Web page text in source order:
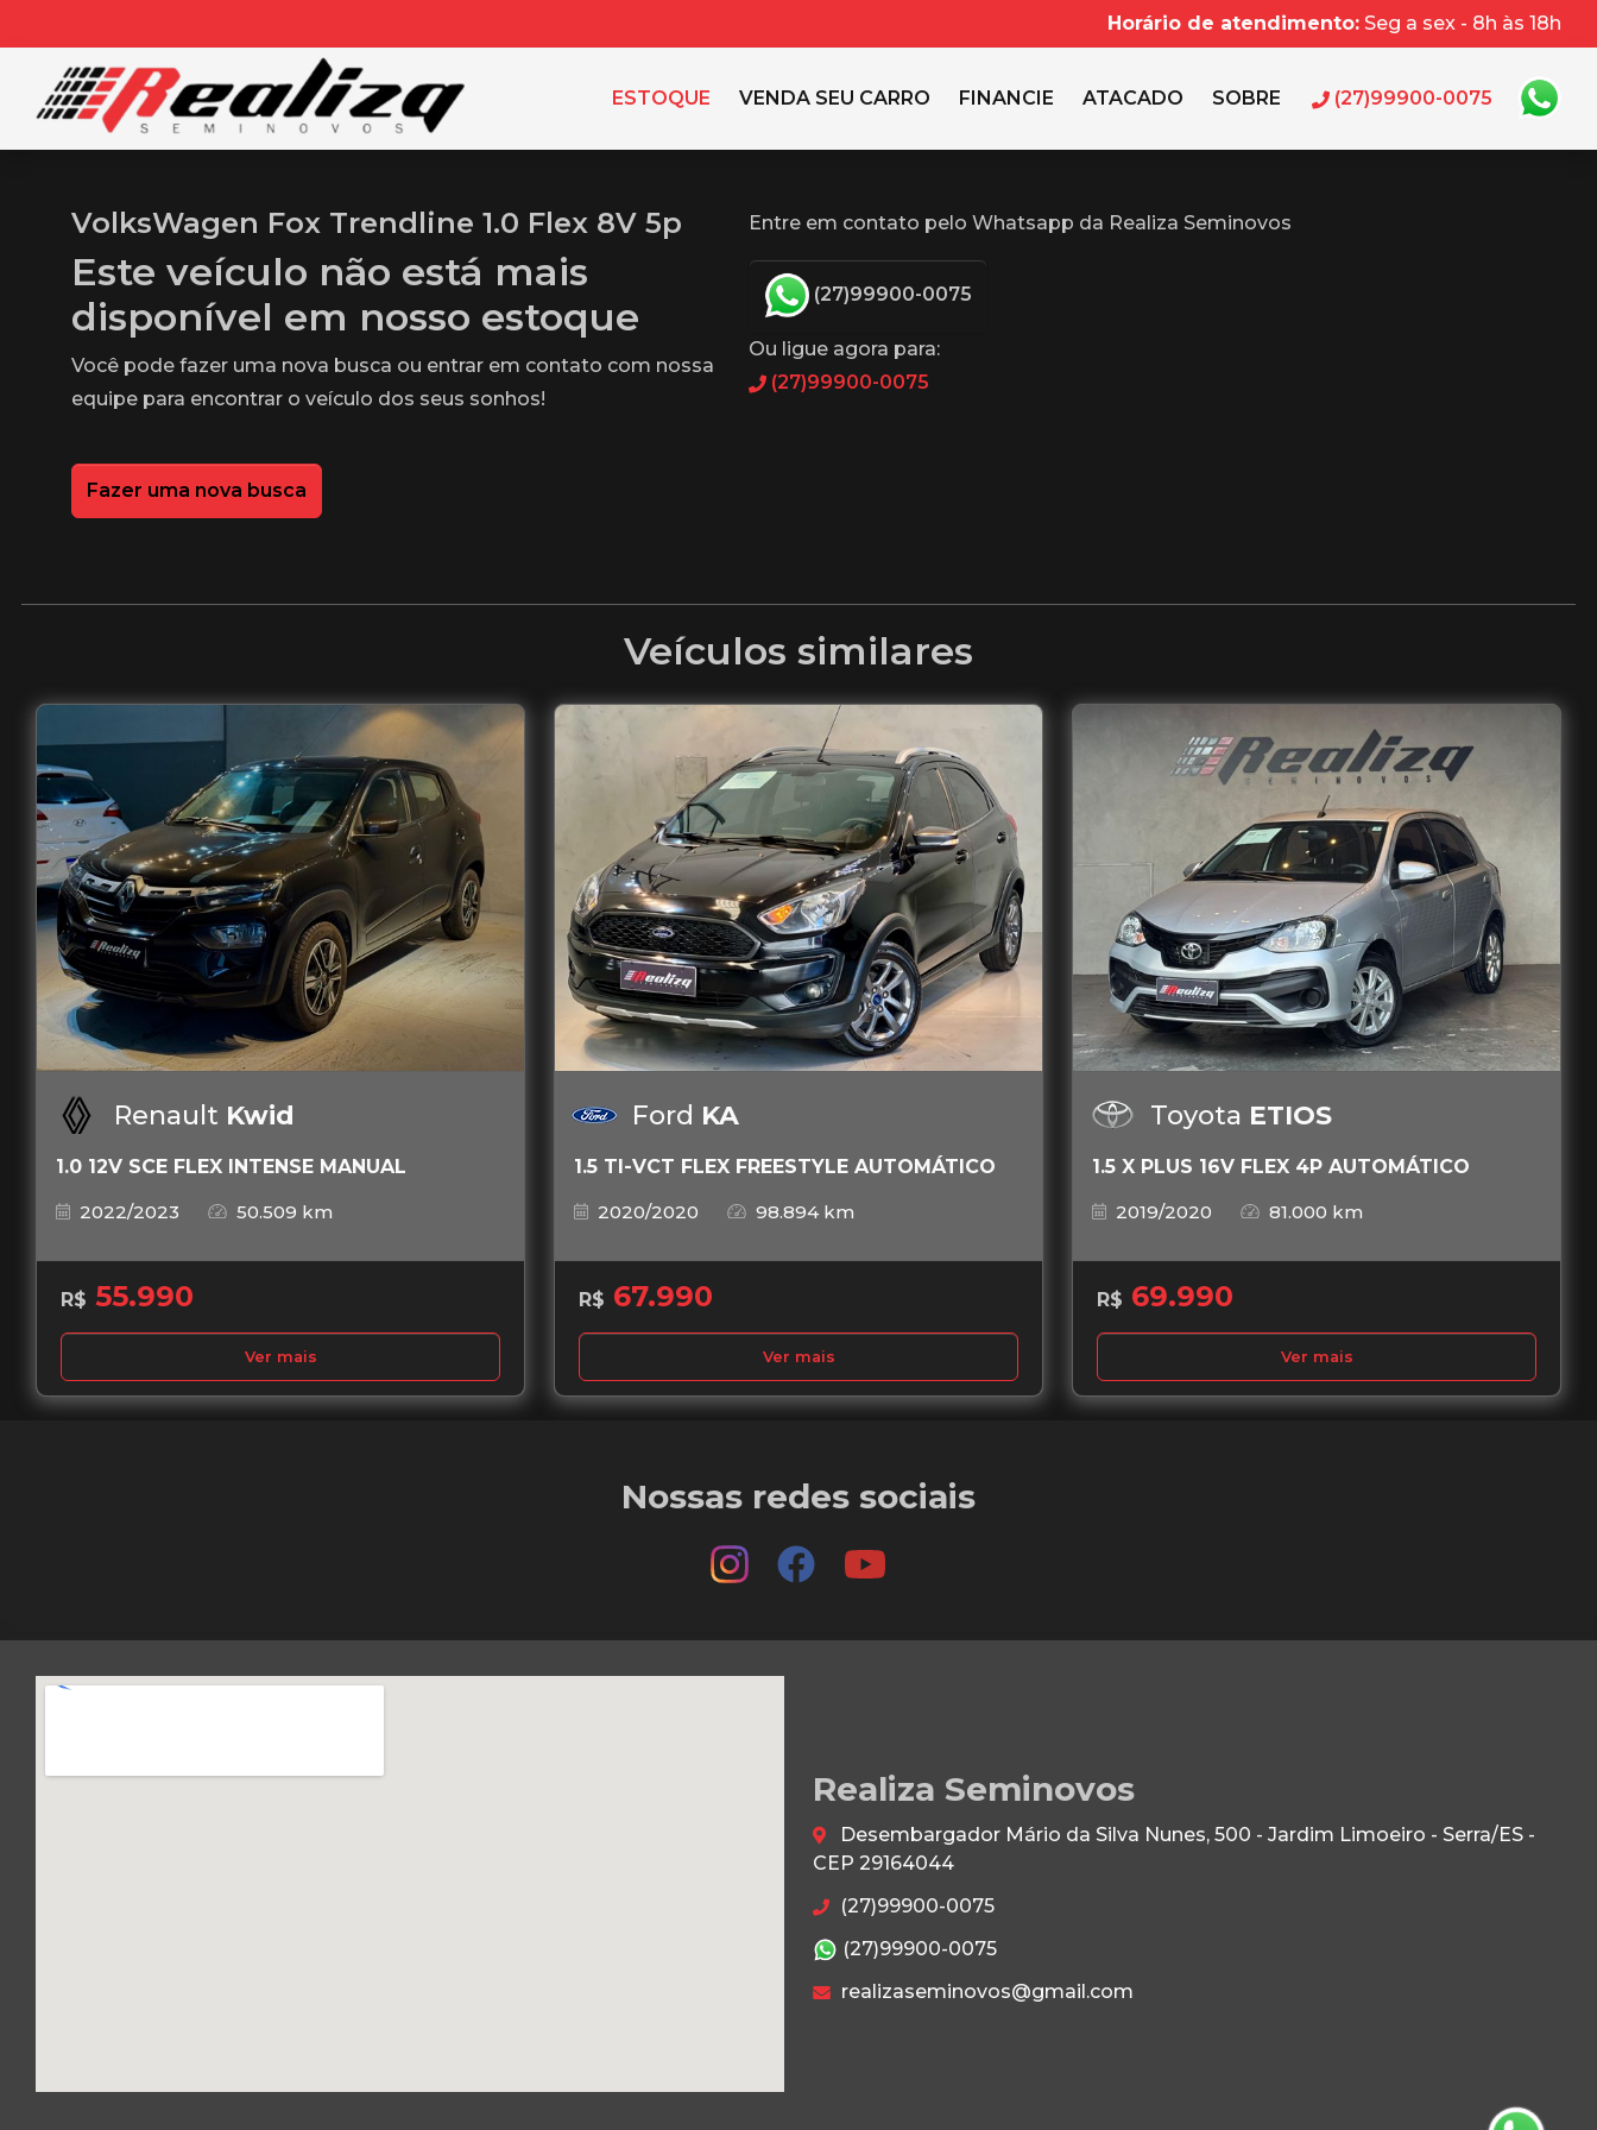
Horário de atendimento: Seg a sex - 8h às 18h
ESTOQUE VENDA SEU CARRO FINANCIE ATACADO SOBRE (27)99900-0075
VolksWagen Fox Trendline 1.0 Flex 8V 5p
Este veículo não está mais
disponível em nosso estoque
Você pode fazer uma nova busca ou entrar em contato com nossa
equipe para encontrar o veículo dos seus sonhos!
Fazer uma nova busca
Entre em contato pelo Whatsapp da Realiza Seminovos
(27)99900-0075
Ou ligue agora para:
(27)99900-0075
Veículos similares
Renault Kwid
1.0 12V SCE FLEX INTENSE MANUAL
2022/2023
50.509 km
R$ 55.990
Ver mais
Ford KA
1.5 TI-VCT FLEX FREESTYLE AUTOMÁTICO
2020/2020
98.894 km
R$ 67.990
Ver mais
Toyota ETIOS
1.5 X PLUS 16V FLEX 4P AUTOMÁTICO
2019/2020
81.000 km
R$ 69.990
Ver mais
Nossas redes sociais
Realiza Seminovos
Desembargador Mário da Silva Nunes, 500 - Jardim Limoeiro - Serra/ES -
CEP 29164044
(27)99900-0075
(27)99900-0075
realizaseminovos@gmail.com